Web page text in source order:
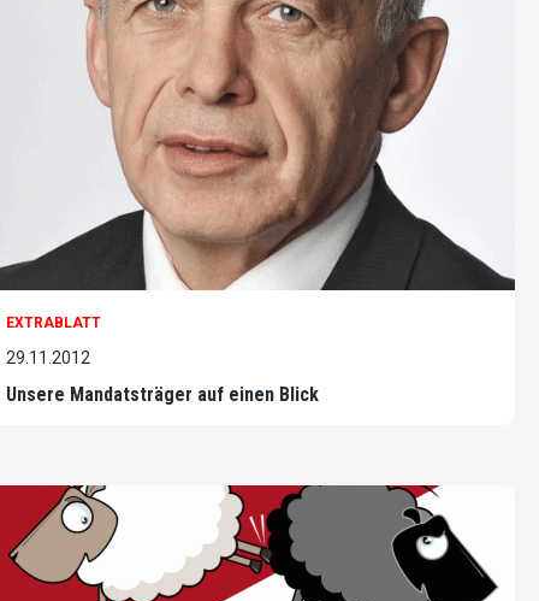
EXTRABLATT
29.11.2012
Unsere Mandatsträger auf einen Blick